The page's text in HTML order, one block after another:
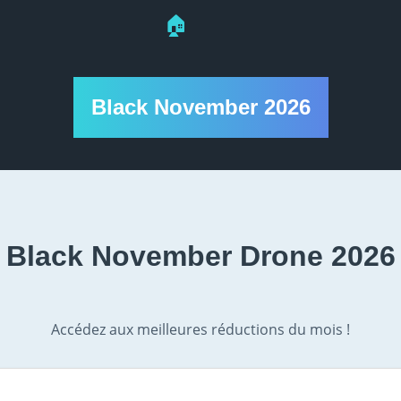
Black November 2026
Black November Drone 2026
Accédez aux meilleures réductions du mois !
🏠